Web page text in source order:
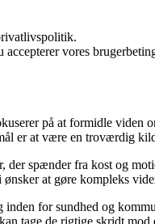
vores
på at formidle
er at være en troværdig
der spænder fra kost og
at gøre kompleks
inden for sundhed og
tage de rigtige skridt mod